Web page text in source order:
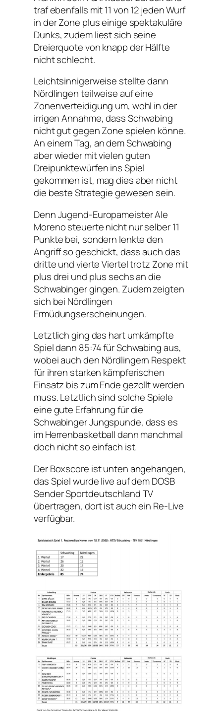
traf ebenfalls mit 11 von 12 jeden Wurf
in der Zone plus einige spektakuläre
Dunks, zudem liest sich seine
Dreierquote von knapp der Hälfte
nicht schlecht.
Leichtsinnigerweise stellte dann
Nördlingen teilweise auf eine
Zonenverteidigung um, wohl in der
irrigen Annahme, dass Schwabing
nicht gut gegen Zone spielen könne.
An einem Tag, an dem Schwabing
aber wieder mit vielen guten
Dreipunktewürfen ins Spiel
gekommen ist, mag dies aber nicht
die beste Strategie gewesen sein.
Denn Jugend-Europameister Ale
Moreno steuerte nicht nur selber 11
Punkte bei, sondern lenkte den
Angriff so geschickt, dass auch das
dritte und vierte Viertel trotz Zone mit
plus drei und plus sechs an die
Schwabinger gingen. Zudem zeigten
sich bei Nördlingen
Ermüdungserscheinungen.
Letztlich ging das hart umkämpfte
Spiel dann 85:74 für Schwabing aus,
wobei auch den Nördlingern Respekt
für ihren starken kämpferischen
Einsatz bis zum Ende gezollt werden
muss. Letztlich sind solche Spiele
eine gute Erfahrung für die
Schwabinger Jungspunde, dass es
im Herrenbasketball dann manchmal
doch nicht so einfach ist.
Der Boxscore ist unten angehangen,
das Spiel wurde live auf dem DOSB
Sender Sportdeutschland TV
übertragen, dort ist auch ein Re-Live
verfügbar.